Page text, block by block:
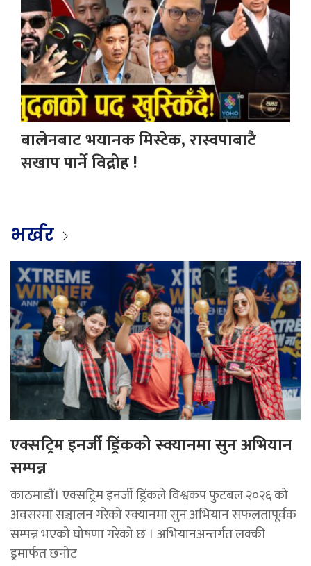
बालेनबाट भयानक मिस्टेक, रास्वपाबाटै
सखाप पार्ने विद्रोह !
भर्खर
एक्सट्रिम इनर्जी ड्रिंकको स्क्यानमा सुन अभियान
सम्पन्न
काठमाडौं। एक्सट्रिम इनर्जी ड्रिंकले विश्वकप फुटबल २०२६ को
अवसरमा सञ्चालन गरेको स्क्यानमा सुन अभियान सफलतापूर्वक
सम्पन्न भएको घोषणा गरेको छ । अभियानअन्तर्गत लक्की
ड्रमार्फत छनोट